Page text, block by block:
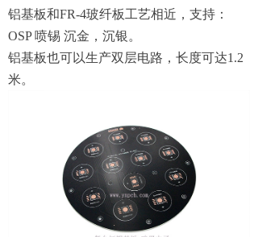
铝基板和FR-4玻纤板工艺相近，支持：
OSP 喷锡 沉金，沉银。
铝基板也可以生产双层电路，长度可达1.2
米。